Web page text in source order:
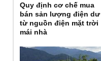
Quy định cơ chế mua
bán sản lượng điện dư
từ nguồn điện mặt trời
mái nhà